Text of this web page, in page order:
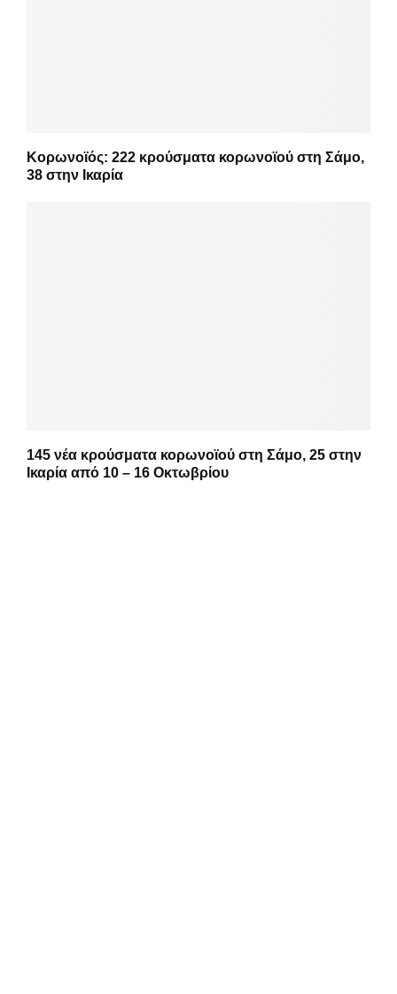
Κορωνοϊός: 222 κρούσματα κορωνοϊού στη Σάμο,
38 στην Ικαρία
145 νέα κρούσματα κορωνοϊού στη Σάμο, 25 στην
Ικαρία από 10 – 16 Οκτωβρίου